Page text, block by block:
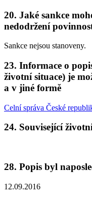
20. Jaké sankce
nedodržení
Sankce nejsou stanoveny.
23. Informace o
životní situace) je
a v jiné formě
Celní správa České
24. Související
28. Popis byl
12.09.2016